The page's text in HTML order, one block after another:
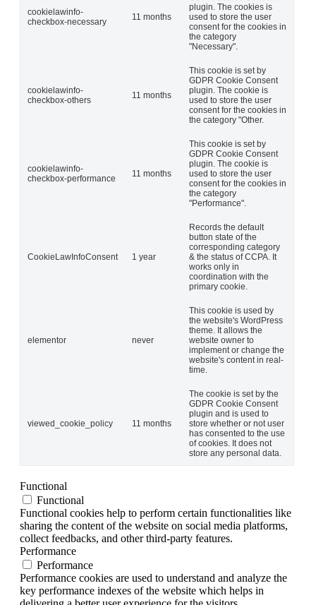
cookielawinfo-
checkbox-necessary
11 months
plugin. The cookies is
used to store the user
consent for the cookies in
the category
"Necessary".
cookielawinfo-
checkbox-others
11 months
This cookie is set by
GDPR Cookie Consent
plugin. The cookie is
used to store the user
consent for the cookies in
the category "Other.
cookielawinfo-
checkbox-performance
11 months
This cookie is set by
GDPR Cookie Consent
plugin. The cookie is
used to store the user
consent for the cookies in
the category
"Performance".
CookieLawInfoConsent 1 year
Records the default
button state of the
corresponding category
& the status of CCPA. It
works only in
coordination with the
primary cookie.
elementor never
This cookie is used by
the website's WordPress
theme. It allows the
website owner to
implement or change the
website's content in real-
time.
viewed_cookie_policy 11 months
The cookie is set by the
GDPR Cookie Consent
plugin and is used to
store whether or not user
has consented to the use
of cookies. It does not
store any personal data.
Functional
Functional
Functional cookies help to perform certain functionalities like
sharing the content of the website on social media platforms,
collect feedbacks, and other third-party features.
Performance
Performance
Performance cookies are used to understand and analyze the
key performance indexes of the website which helps in